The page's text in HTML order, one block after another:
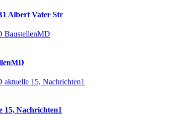
Albert Vater Str
15, Nachrichten1